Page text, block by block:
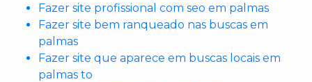
Fazer site profissional com seo em palmas
Fazer site bem ranqueado nas buscas em
palmas
Fazer site que aparece em buscas locais em
palmas to